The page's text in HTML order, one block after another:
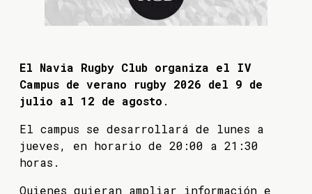
El Navia Rugby Club organiza el IV
Campus de verano rugby 2026 del 9 de
julio al 12 de agosto .
El campus se desarrollará de lunes a
jueves, en horario de 20:00 a 21:30
horas.
Quienes quieran ampliar información e